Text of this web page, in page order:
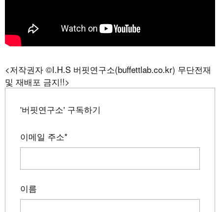
<저작권자 ©I.H.S 버핏연구소(buffettlab.co.kr) 무단전재
및 재배포 금지!!>
'버핏연구소' 구독하기
이메일 주소*
이름